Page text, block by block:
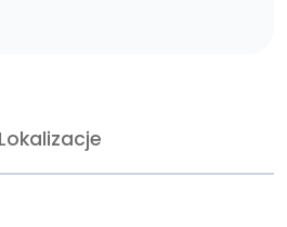
Lokalizacje